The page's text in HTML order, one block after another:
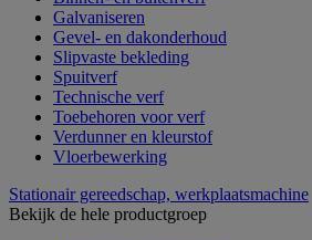
Galvaniseren
Gevel- en dakonderhoud
Slipvaste bekleding
Spuitverf
Technische verf
Toebehoren voor verf
Verdunner en kleurstof
Vloerbewerking
Stationair gereedschap, werkplaatsmachine
Bekijk de hele productgroep